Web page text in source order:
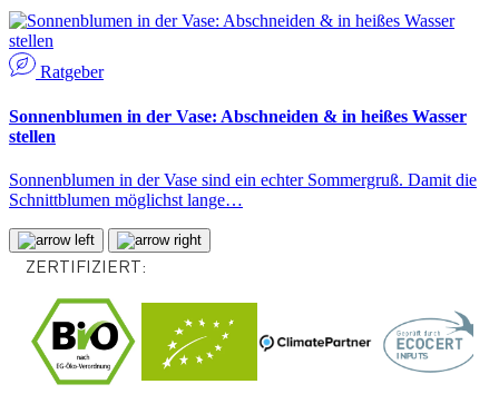
Ratgeber
Sonnenblumen in der Vase: Abschneiden & in heißes Wasser
stellen
Sonnenblumen in der Vase sind ein echter Sommergruß. Damit die
Schnittblumen möglichst lange…
ZERTIFIZIERT: